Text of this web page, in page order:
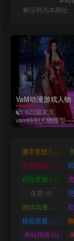
解压码为本网址
VaM动漫游戏人物
423篇文章
vam特别人物模型
赛车竞技 (36)
角色扮演 (207)
积分资源 (3246)
生存 (2)
游戏动漫古装
模拟器整合
本站指南(0)